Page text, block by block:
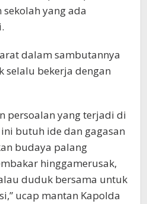
yang ada
dalam sambutannya
selalu bekerja dengan
persoalan yang terjadi di
butuh ide dan gagasan
budaya palang
hinggamerusak,
duduk bersama untuk
ucap mantan Kapolda